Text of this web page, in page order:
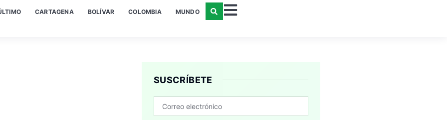
CARTAGENA BOLÍVAR COLOMBIA MUNDO
SUSCRÍBETE